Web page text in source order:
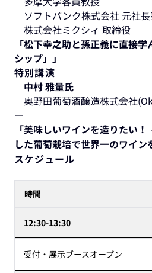
ソフトバンク株式会社 元社
株式会社ミクシィ 取締役
「松下幸之助と孫正義に直接
シップ」」
特別講演
中村 雅量氏
奥野田葡萄酒醸造株式会社
ー
「美味しいワインを造りたい
した葡萄栽培で世界一のワイン
スケジュール
時間
12:30-13:30
受付・展示ブースオープン